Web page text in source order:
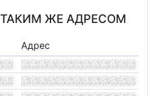
ЖЕ АДРЕСОМ
Адрес